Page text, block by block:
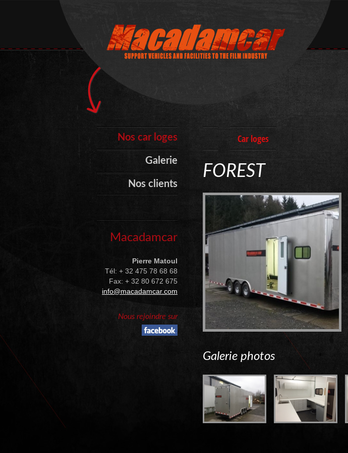
Car loges
FOREST
Galerie photos
Nos car loges
Galerie
Nos clients
Macadamcar
Pierre Matoul
Tél: + 32 475 78 68 68
Fax: + 32 80 672 675
info@macadamcar.com
Nous rejoindre sur